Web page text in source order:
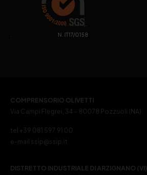
. N. IT17/0158
COMPRENSORIO OLIVETTI
Via Campi Flegrei, 34 – 80078 Pozzuoli (NA)
tel +39 081 597 91 00
e-mail ssip@ssip.it
DISTRETTO INDUSTRIALE DI ARZIGNANO (VI)